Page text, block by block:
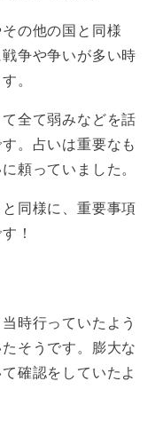
の他の国と同様
争や争いが多い時
。
全て弱みなどを話
。占いは重要なも
頼っていました。
同様に、重要事項
！
時行っていたよう
そうです。膨大な
確認をしていたよ